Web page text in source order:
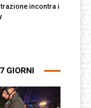
incontra i
GIORNI